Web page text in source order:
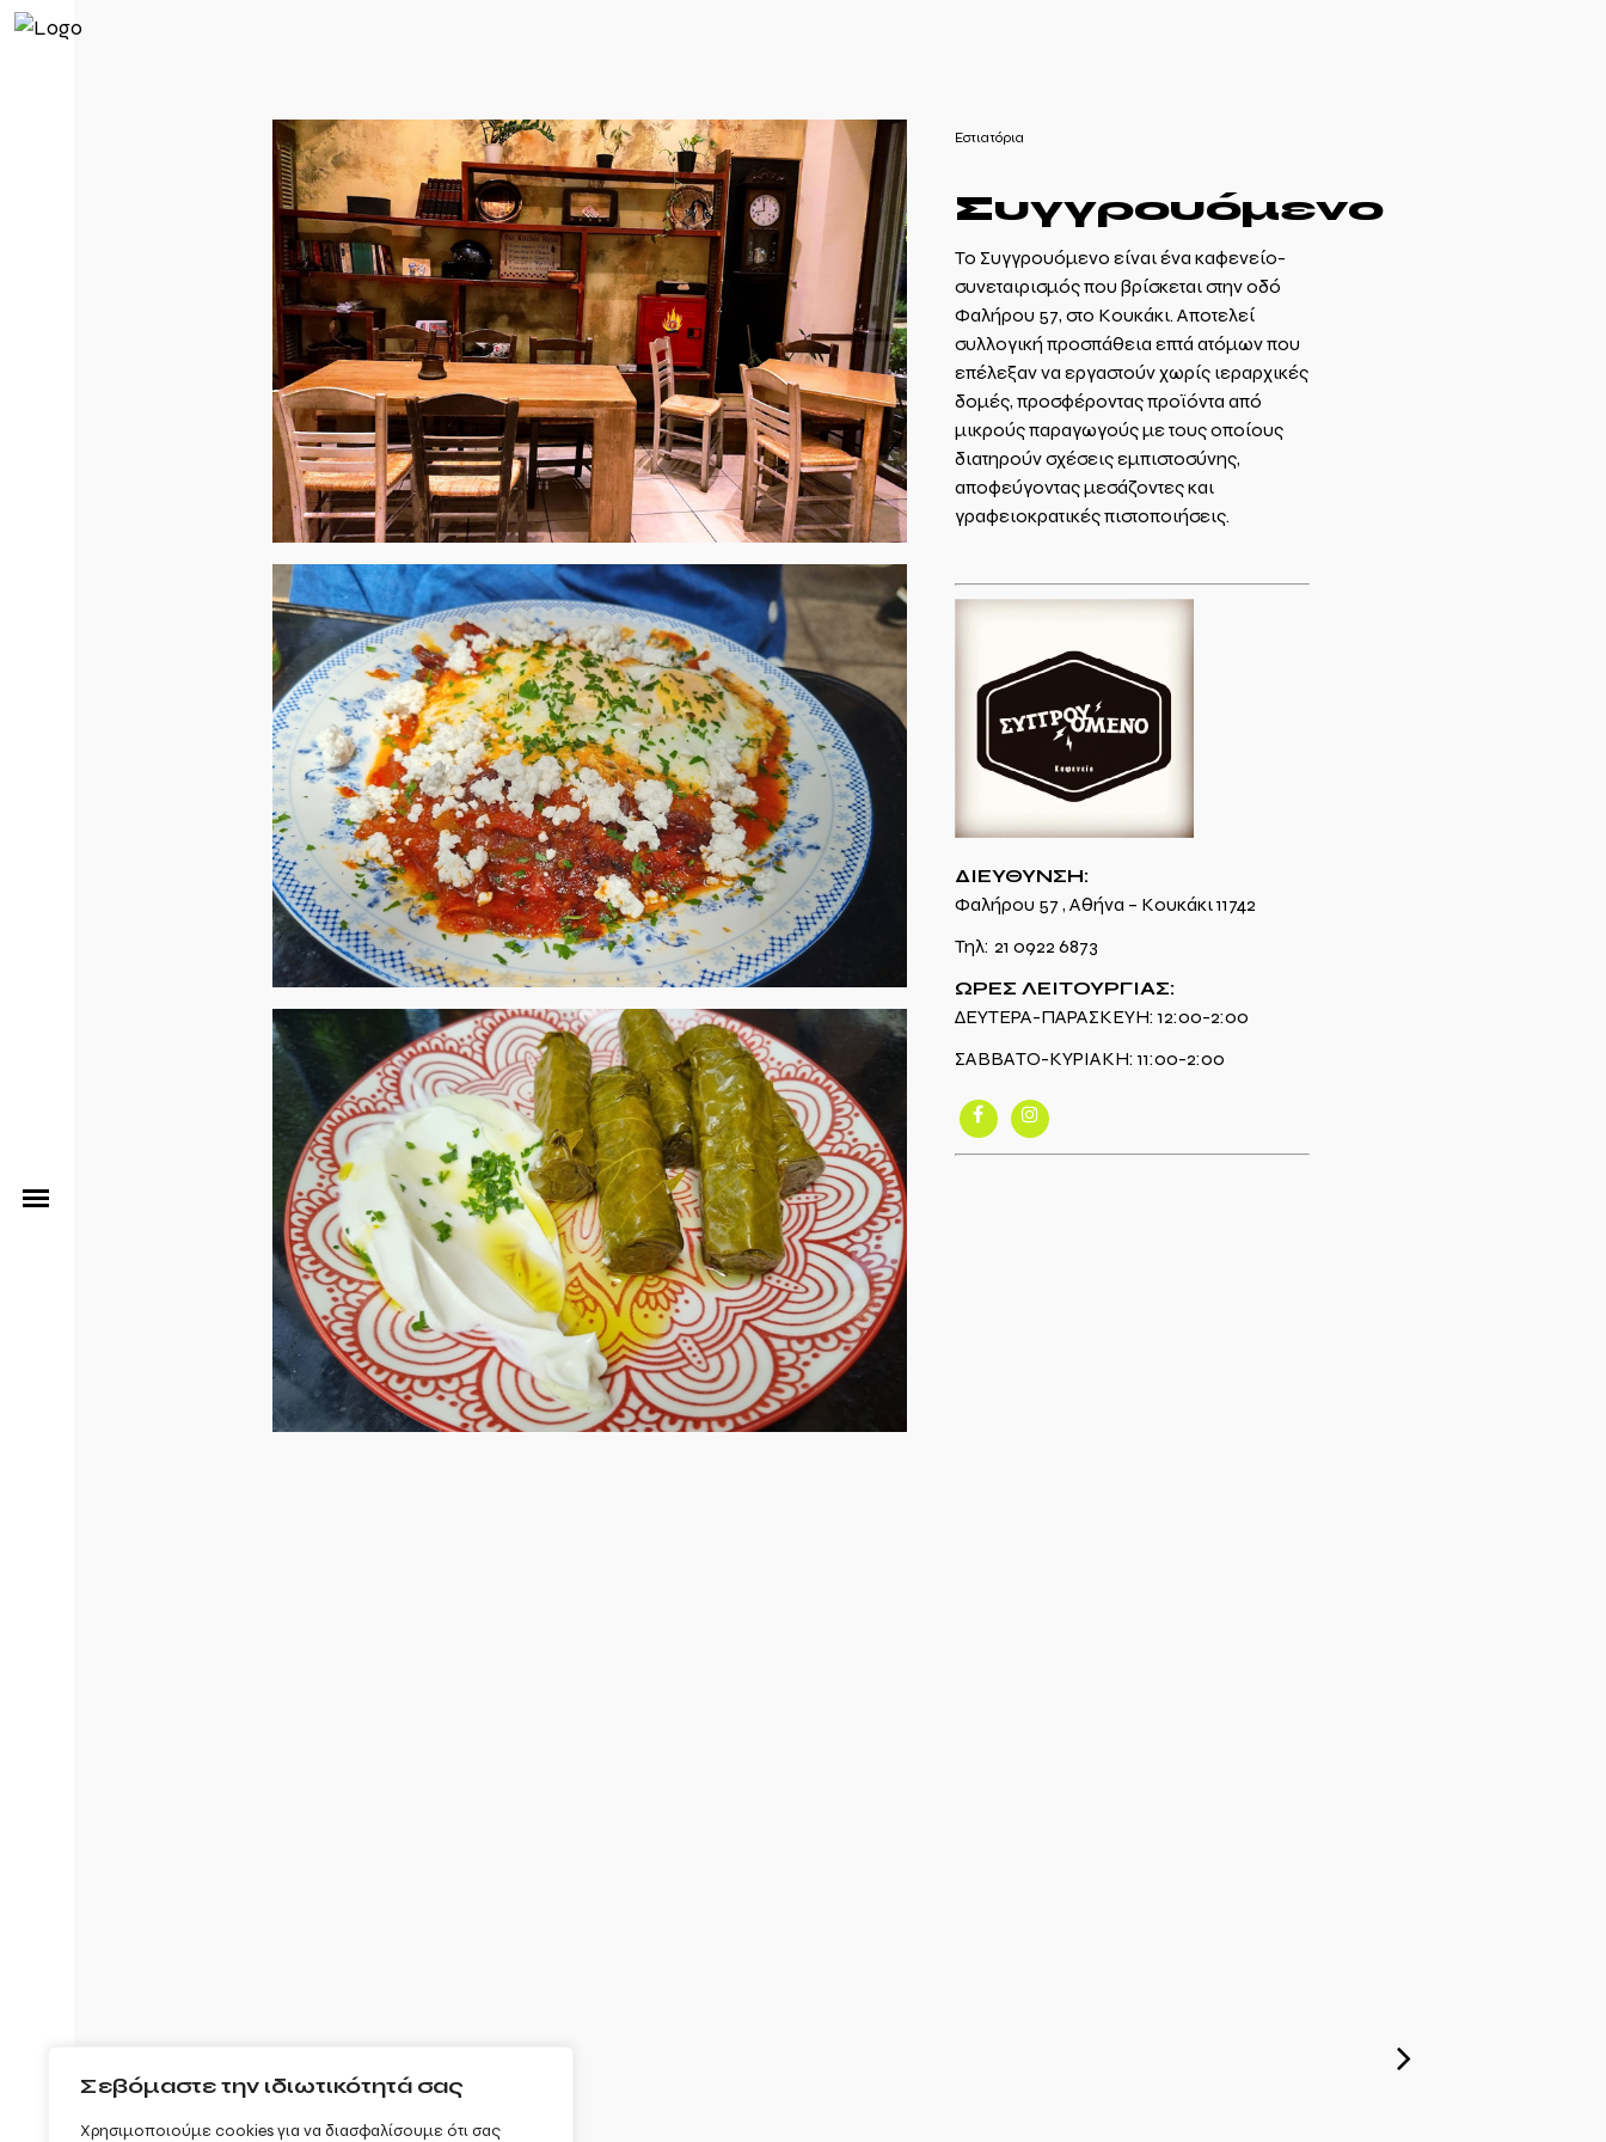
Σεβόμαστε την ιδιωτικότητά σας
Χρησιμοποιούμε cookies για να διασφαλίσουμε ότι σας
Eστιατόρια
Συγγρουόμενο
Το Συγγρουόμενο είναι ένα καφενείο-
συνεταιρισμός που βρίσκεται στην οδό
Φαλήρου 57, στο Κουκάκι. Αποτελεί
συλλογική προσπάθεια επτά ατόμων που
επέλεξαν να εργαστούν χωρίς ιεραρχικές
δομές, προσφέροντας προϊόντα από
μικρούς παραγωγούς με τους οποίους
διατηρούν σχέσεις εμπιστοσύνης,
αποφεύγοντας μεσάζοντες και
γραφειοκρατικές πιστοποιήσεις.
ΔΙΕΥΘΥΝΣΗ:
Φαλήρου 57 , Αθήνα – Κουκάκι 11742
Τηλ: 21 0922 6873
ΩΡΕΣ ΛΕΙΤΟΥΡΓΙΑΣ:
ΔΕΥΤΕΡΑ-ΠΑΡΑΣΚΕΥΗ: 12:00-2:00
ΣΑΒΒΑΤΟ-ΚΥΡΙΑΚΗ: 11:00-2:00